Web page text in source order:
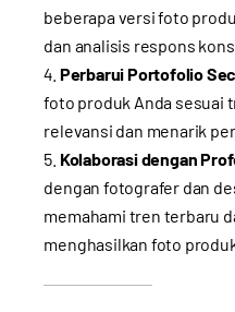
beberapa versi foto
dan analisis respons
Perbarui Portofolio
foto produk Anda sesuai
relevansi dan menarik
Kolaborasi dengan
dengan fotografer dan
memahami tren terbaru
menghasilkan foto